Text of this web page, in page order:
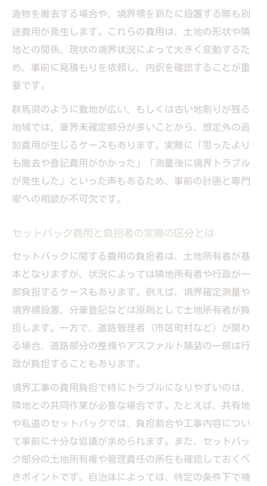
造物を撤去する場合や、境界標を新たに設置する際も別
途費用が発生します。これらの費用は、土地の形状や隣
地との関係、現状の境界状況によって大きく変動するた
め、事前に見積もりを依頼し、内訳を確認することが重
要です。
群馬県のように敷地が広い、もしくは古い地割りが残る
地域では、筆界未確定部分が多いことから、想定外の追
加費用が生じるケースもあります。実際に「思ったより
も撤去や登記費用がかかった」「測量後に境界トラブル
が発生した」といった声もあるため、事前の計画と専門
家への相談が不可欠です。
セットバック費用と負担者の実際の区分とは
セットバックに関する費用の負担者は、土地所有者が基
本となりますが、状況によっては隣地所有者や行政が一
部負担するケースもあります。例えば、境界確定測量や
境界標設置、分筆登記などは原則として土地所有者が負
担します。一方で、道路管理者（市区町村など）が関わ
る場合、道路部分の整備やアスファルト舗装の一部は行
政が負担することもあります。
境界工事の費用負担で特にトラブルになりやすいのは、
隣地との共同作業が必要な場合です。たとえば、共有地
や私道のセットバックでは、負担割合や工事内容につい
て事前に十分な協議が求められます。また、セットバッ
ク部分の土地所有権や管理責任の所在も確認しておくべ
きポイントです。自治体によっては、特定の条件下で補